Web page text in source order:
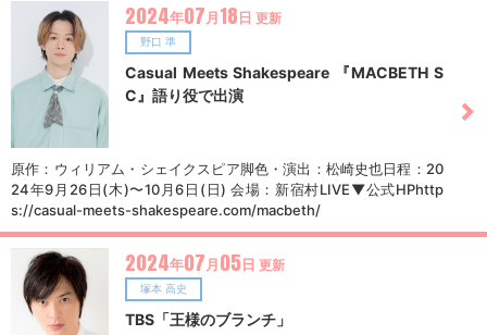
2024年07 月18日 更新
野口 準
Casual Meets Shakespeare 『MACBETH S
C』語り役で出演
原作：ウィリアム・シェイクスピア脚色・演出：松崎史也日程：20
24年9月26日(木)〜10月6日(日) 会場：新宿村LIVE▼公式HPhttp
s://casual-meets-shakespeare.com/macbeth/
2024年07 月05日 更新
塚本 高史
TBS「王様のブランチ」